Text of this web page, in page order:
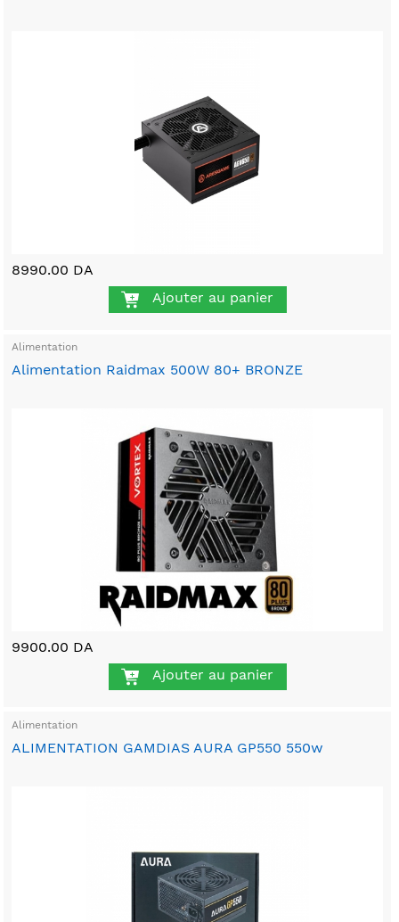
8990.00 DA
Ajouter au panier
Alimentation
Alimentation Raidmax 500W 80+ BRONZE
9900.00 DA
Ajouter au panier
Alimentation
ALIMENTATION GAMDIAS AURA GP550 550w